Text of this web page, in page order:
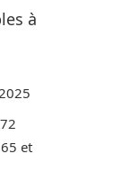
à
et